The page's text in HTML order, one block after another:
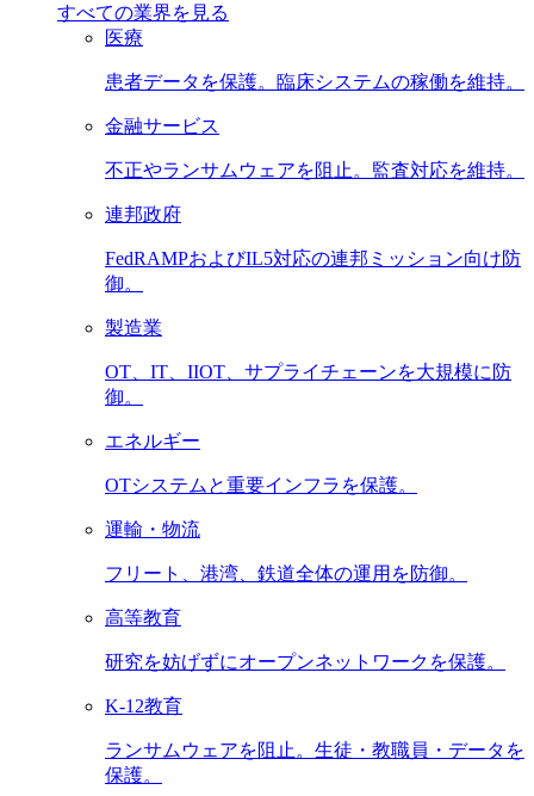
すべての業界を見る
医療
患者データを保護。臨床システムの稼働を維持。
金融サービス
不正やランサムウェアを阻止。監査対応を維持。
連邦政府
FedRAMPおよびIL5対応の連邦ミッション向け防
御。
製造業
OT、IT、IIOT、サプライチェーンを大規模に防
御。
エネルギー
OTシステムと重要インフラを保護。
運輸・物流
フリート、港湾、鉄道全体の運用を防御。
高等教育
研究を妨げずにオープンネットワークを保護。
K-12教育
ランサムウェアを阻止。生徒・教職員・データを
保護。